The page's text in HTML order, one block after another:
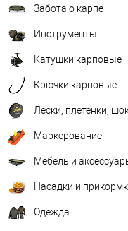
Забота о карпе
Инструменты
Катушки карповые
Крючки карповые
Лески, плетенки,
Маркерование
Мебель и
Насадки и
Одежда